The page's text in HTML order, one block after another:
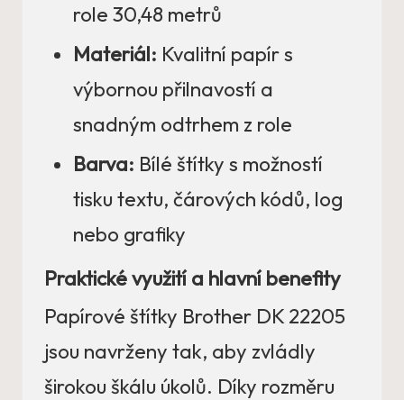
role 30,48 metrů
Materiál: Kvalitní papír s
výbornou přilnavostí a
snadným odtrhem z role
Barva: Bílé štítky s možností
tisku textu, čárových kódů, log
nebo grafiky
Praktické využití a hlavní benefity
Papírové štítky Brother DK 22205
jsou navrženy tak, aby zvládly
širokou škálu úkolů. Díky rozměru